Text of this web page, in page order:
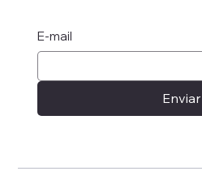
E-mail
Enviar